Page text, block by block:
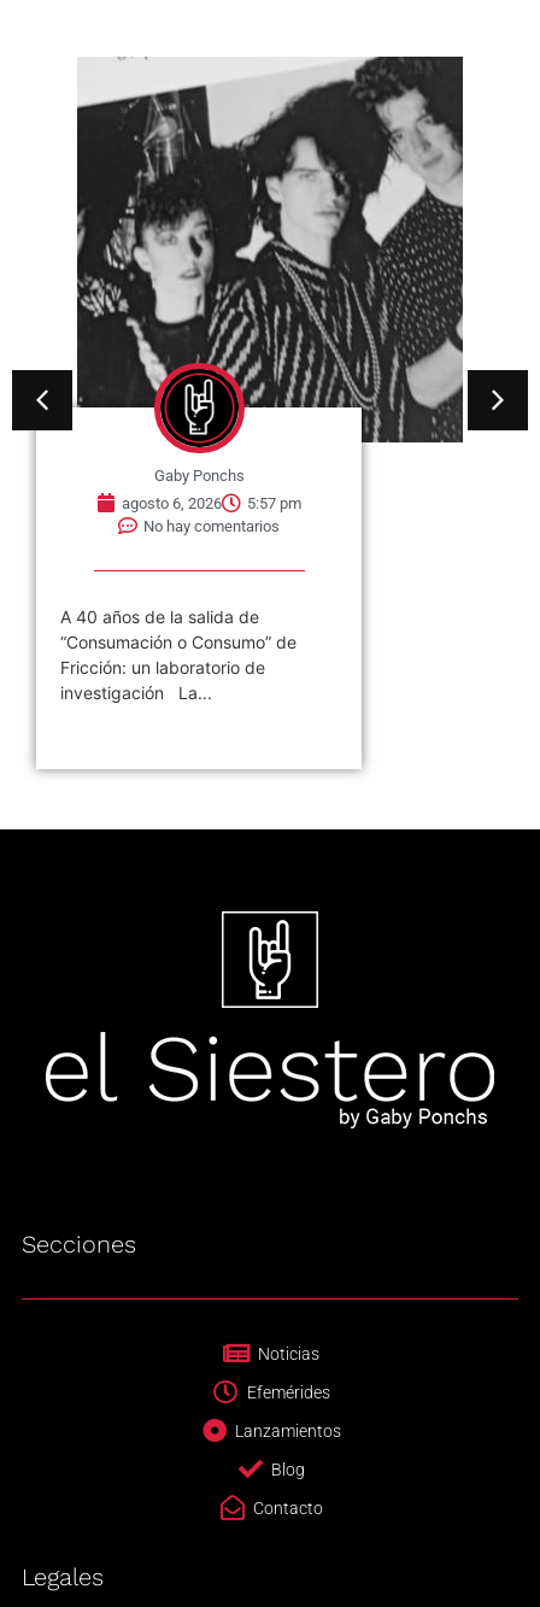
Gaby Ponchs
agosto 6, 2026
5:38 pm
No hay comentarios
04 de agosto de 2001 en
Córdoba: la noche en que Los
Redondos se despidieron sin decir
adiós...
Secciones
Noticias
Efemérides
Lanzamientos
Blog
Contacto
Legales